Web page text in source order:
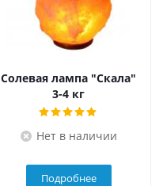
Солевая лампа "Скала"
3-4 кг
Нет в наличии
Подробнее